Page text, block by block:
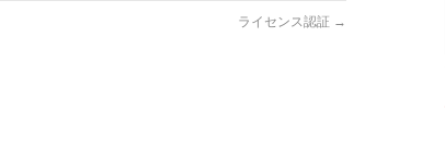
ライセンス認証 →